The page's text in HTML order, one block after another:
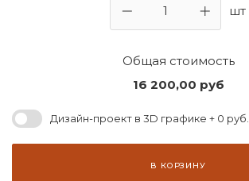
шт
Общая стоимость
16 200,00 руб
Дизайн-проект в 3D графике + 0 руб.
В КОРЗИНУ